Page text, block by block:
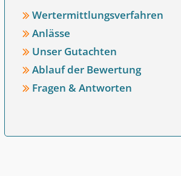
Wertermittlungsverfahren
Anlässe
Unser Gutachten
Ablauf der Bewertung
Fragen & Antworten